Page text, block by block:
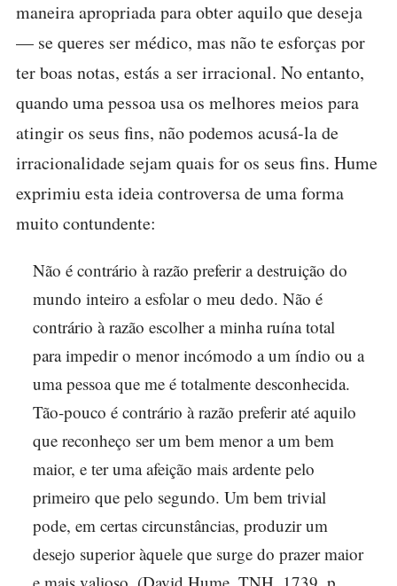
maneira apropriada para obter aquilo que deseja
— se queres ser médico, mas não te esforças por
ter boas notas, estás a ser irracional. No entanto,
quando uma pessoa usa os melhores meios para
atingir os seus fins, não podemos acusá-la de
irracionalidade sejam quais for os seus fins. Hume
exprimiu esta ideia controversa de uma forma
muito contundente:
Não é contrário à razão preferir a destruição do
mundo inteiro a esfolar o meu dedo. Não é
contrário à razão escolher a minha ruína total
para impedir o menor incómodo a um índio ou a
uma pessoa que me é totalmente desconhecida.
Tão-pouco é contrário à razão preferir até aquilo
que reconheço ser um bem menor a um bem
maior, e ter uma afeição mais ardente pelo
primeiro que pelo segundo. Um bem trivial
pode, em certas circunstâncias, produzir um
desejo superior àquele que surge do prazer maior